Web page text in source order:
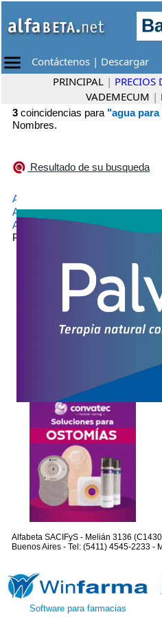
Contáctenos | Descargar
PRINCIPAL | PRECIOS
VADEMECUM |
3 coincidencias para "agua
Nombres.
Resultado de su busqueda
AGUA BIDESTILADA UNC
AGUA DESTILADA
AGUA DESTILADA
Pharma S.A.
Alfabeta SACIFyS - Melián 3136
Buenos Aires - Tel: (5411) 4545-2233 -
Software para farmacias